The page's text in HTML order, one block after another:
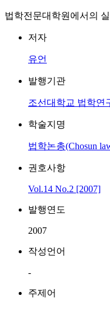
법학전문대학원에서의
저자
유언
발행기관
조선대학교 법학연
학술지명
법학논총(Chosun
권호사항
Vol.14 No.2 [2007]
발행연도
2007
작성언어
-
주제어